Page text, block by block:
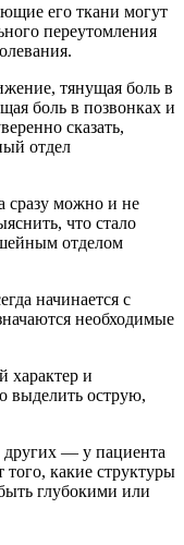
его ткани могут
переутомления
тянущая боль в
боль в позвонках и
сказать,
отдел
сразу можно и не
что стало
отделом
начинается с
необходимые
характер и
выделить острую,
других — у пациента
какие структуры
глубокими или